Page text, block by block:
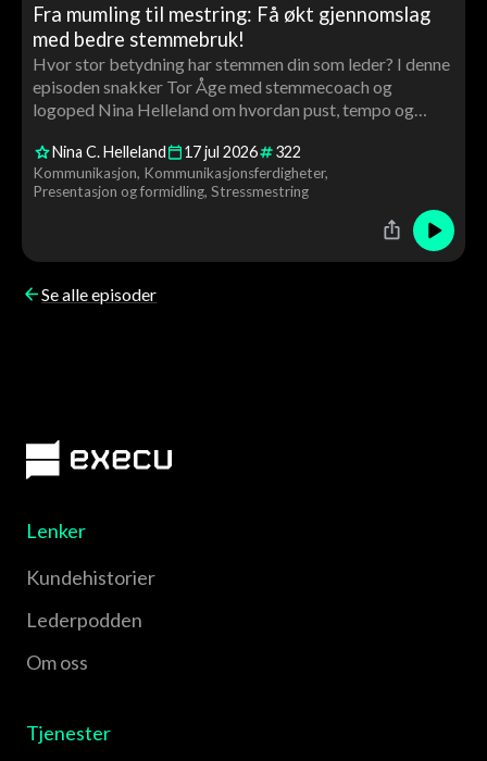
Fra mumling til mestring: Få økt gjennomslag
med bedre stemmebruk!
Hvor stor betydning har stemmen din som leder? I denne
episoden snakker Tor Åge med stemmecoach og
logoped Nina Helleland om hvordan pust, tempo og
får konkrete råd og en live stemmecoaching av Tor Åge
underveis.
Nina C. Helleland 17jul 2026 322
Kommunikasjon Kommunikasjonsferdigheter
Presentasjon og formidling Stressmestring
Se alle episoder
Lenker
Kundehistorier
Lederpodden
Om oss
Tjenester